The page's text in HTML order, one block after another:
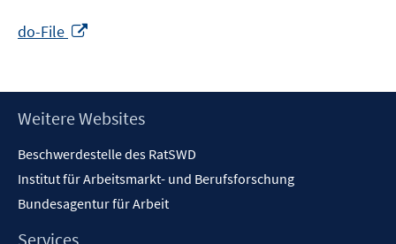
do-File
öffnen
Footer
Weitere Websites
Beschwerdestelle des RatSWD
Institut für Arbeitsmarkt- und Berufsforschung
Bundesagentur für Arbeit
Services